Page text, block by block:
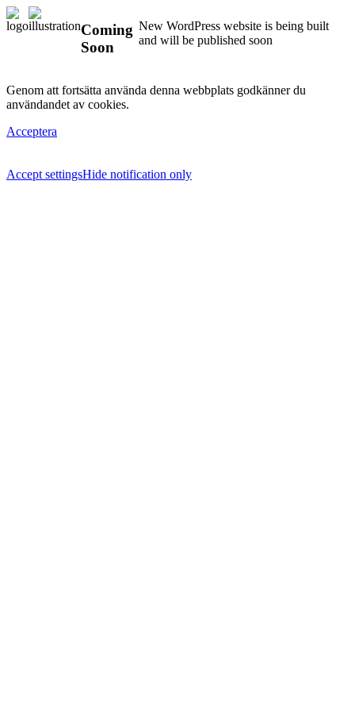
Coming
Soon
New WordPress website is being built
and will be published soon
Genom att fortsätta använda denna webbplats godkänner du
användandet av cookies.
Acceptera
Accept settingsHide notification only